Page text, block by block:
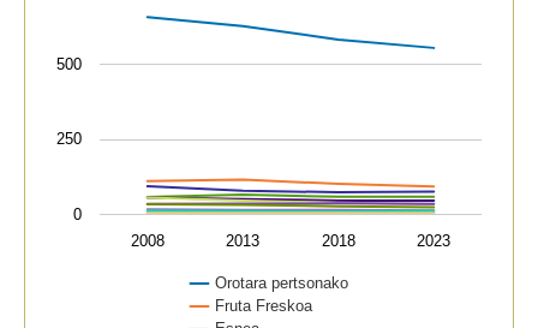
The chart has 1 Y axis displaying values. Data ranges
Orotara pertsonako
Fruta Freskoa
2008 2013 2018 2023
0
250
500